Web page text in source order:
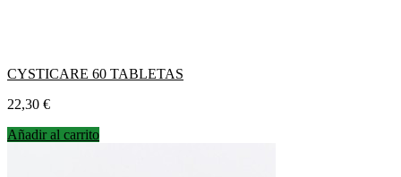
CYSTICARE 60 TABLETAS
Precio
22,30 €
Añadir al carrito